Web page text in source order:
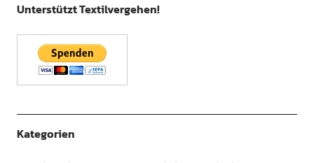
Unterstützt Textilvergehen!
Kategorien